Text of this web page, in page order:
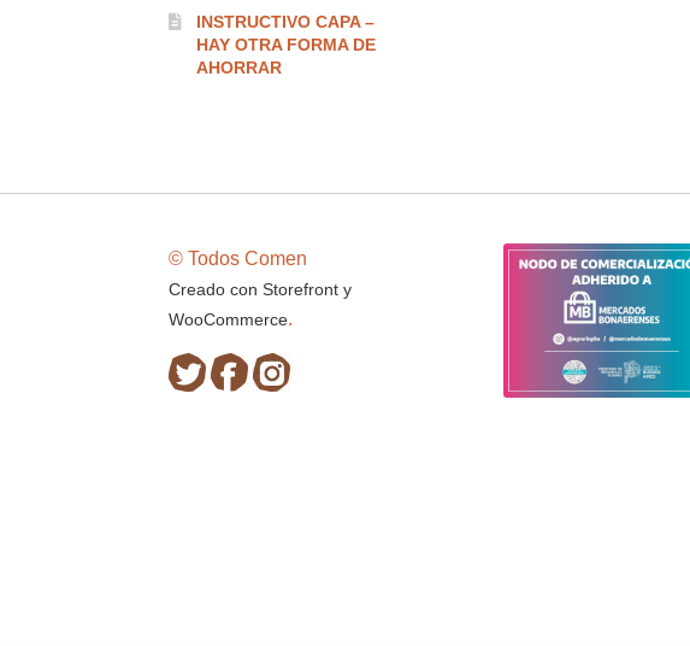
INSTRUCTIVO CAPA –
HAY OTRA FORMA DE
AHORRAR
© Todos Comen
Creado con Storefront y
WooCommerce.